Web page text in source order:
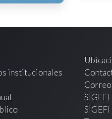
institucionales
SIGEFI